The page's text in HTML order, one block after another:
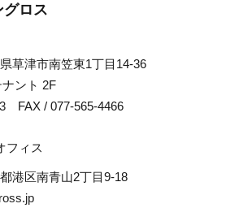
ロス
草津市南笠東1丁目14-36
ント 2F
FAX / 077-565-4466
フィス
港区南青山2丁目9-18